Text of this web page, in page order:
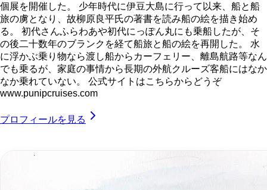
個展を開催した。 少年時代に伊豆大島に行って以来、船と船
旅の虜となり、故柳原良平氏の著書を読み船の絵を描き始め
る。 初代さんふらわあや初代にっぽん丸にも乗船したが、そ
の後二十数年のブランクを経て船旅と船の絵を再開した。 水
に浮かぶ乗り物なら渡し船からカーフェリー、離島航路等なん
でも乗るが、家庭の事情から長期の外航クルーズ客船にはなか
なか乗れていない。 公式サイトはこちらからどうぞ
www.punipcruises.com
プロフィールを見る